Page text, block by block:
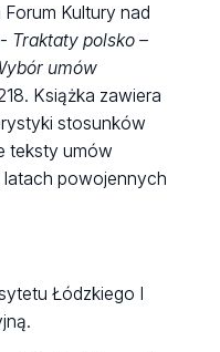
Forum Kultury nad
Traktaty polsko –
umów
Książka zawiera
stosunków
teksty umów
powojennych
Łódzkiego I